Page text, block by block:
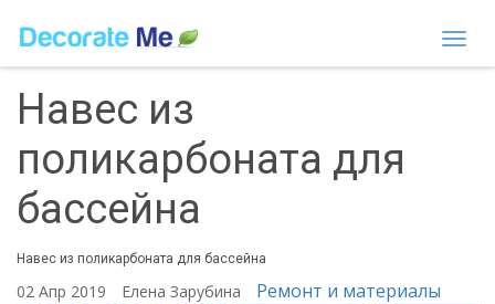
Навес из
поликарбоната для
бассейна
Навес из поликарбоната для бассейна
02 Апр 2019 Елена Зарубина Ремонт и материалы